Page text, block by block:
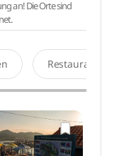
an! Die Orte sind
Restaurants